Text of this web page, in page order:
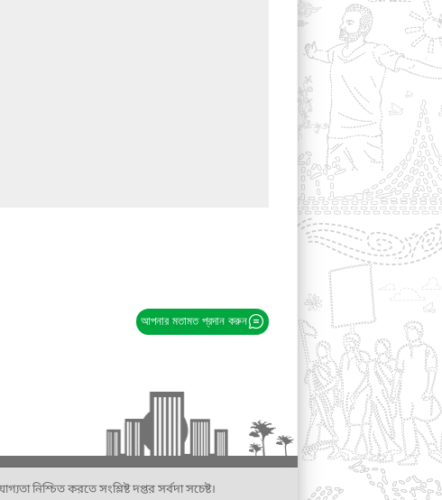
আপনার মতামত প্রদান করুন
নিশ্চিত করতে সংশ্লিষ্ট দপ্তর সর্বদা সচেষ্ট।